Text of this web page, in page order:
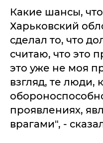
Какие шансы, что
Харьковский
сделал то, что
считаю, что это
это уже не моя
взгляд, те люди,
проявлениях,
врагами", -